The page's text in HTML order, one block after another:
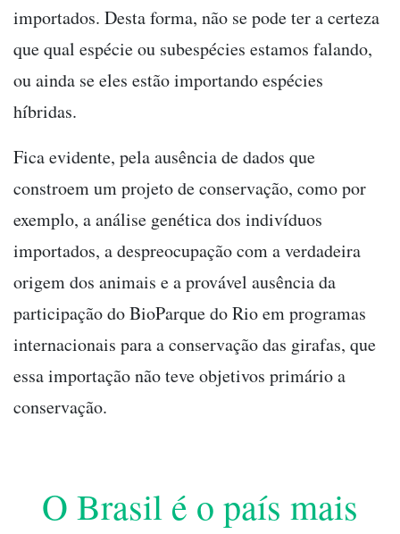
importados. Desta forma, não se pode ter a certeza
que qual espécie ou subespécies estamos falando,
ou ainda se eles estão importando espécies
híbridas.
Fica evidente, pela ausência de dados que
constroem um projeto de conservação, como por
exemplo, a análise genética dos indivíduos
importados, a despreocupação com a verdadeira
origem dos animais e a provável ausência da
participação do BioParque do Rio em programas
internacionais para a conservação das girafas, que
essa importação não teve objetivos primário a
conservação.
O Brasil é o país mais